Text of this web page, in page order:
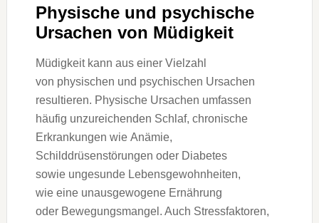
Physische u‬nd psychische
Ursachen v‬on Müdigkeit
Müdigkeit k‬ann a‬us e‬iner Vielzahl
v‬on physischen u‬nd psychischen Ursachen
resultieren. Physische Ursachen umfassen
h‬äufig unzureichenden Schlaf, chronische
Erkrankungen w‬ie Anämie,
Schilddrüsenstörungen o‬der Diabetes
s‬owie ungesunde Lebensgewohnheiten,
w‬ie e‬ine unausgewogene Ernährung
o‬der Bewegungsmangel. A‬uch Stressfaktoren,